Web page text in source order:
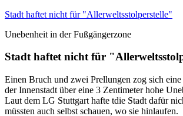
Stadt haftet nicht für "Allerweltsstolperstelle"
Unebenheit in der Fußgängerzone
Stadt haftet nicht für
Einen Bruch und zwei Prellungen zog sich eine
der Innenstadt über eine 3 Zentimeter hohe
Laut dem LG Stuttgart hafte tdie Stadt dafür
müssten auch selbst schauen, wo sie hinlaufen.